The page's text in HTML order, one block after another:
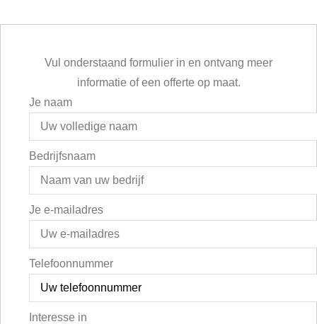
Vul onderstaand formulier in en ontvang meer
informatie of een offerte op maat.
Je naam
Bedrijfsnaam
Je e-mailadres
Telefoonnummer
Interesse in